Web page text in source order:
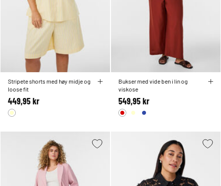
Stripete shorts med høy midje og
loose fit
449,95 kr
Bukser med vide ben i lin og
viskose
549,95 kr